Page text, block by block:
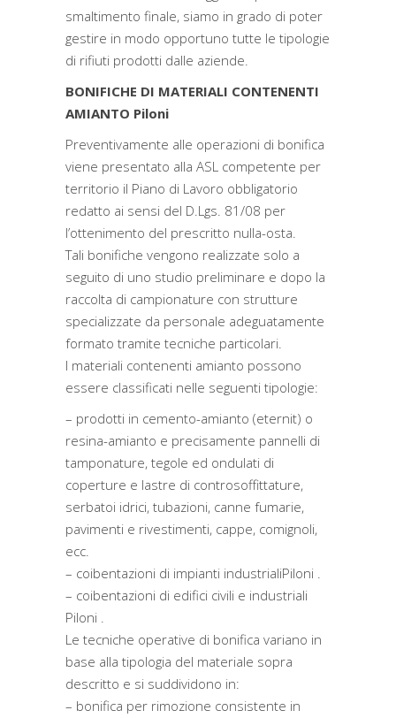
smaltimento finale, siamo in grado di poter
gestire in modo opportuno tutte le tipologie
di rifiuti prodotti dalle aziende.
BONIFICHE DI MATERIALI CONTENENTI
AMIANTO Piloni
Preventivamente alle operazioni di bonifica
viene presentato alla ASL competente per
territorio il Piano di Lavoro obbligatorio
redatto ai sensi del D.Lgs. 81/08 per
l’ottenimento del prescritto nulla-osta.
Tali bonifiche vengono realizzate solo a
seguito di uno studio preliminare e dopo la
raccolta di campionature con strutture
specializzate da personale adeguatamente
formato tramite tecniche particolari.
I materiali contenenti amianto possono
essere classificati nelle seguenti tipologie:
– prodotti in cemento-amianto (eternit) o
resina-amianto e precisamente pannelli di
tamponature, tegole ed ondulati di
coperture e lastre di controsoffittature,
serbatoi idrici, tubazioni, canne fumarie,
pavimenti e rivestimenti, cappe, comignoli,
ecc.
– coibentazioni di impianti industrialiPiloni .
– coibentazioni di edifici civili e industriali
Piloni .
Le tecniche operative di bonifica variano in
base alla tipologia del materiale sopra
descritto e si suddividono in:
– bonifica per rimozione consistente in